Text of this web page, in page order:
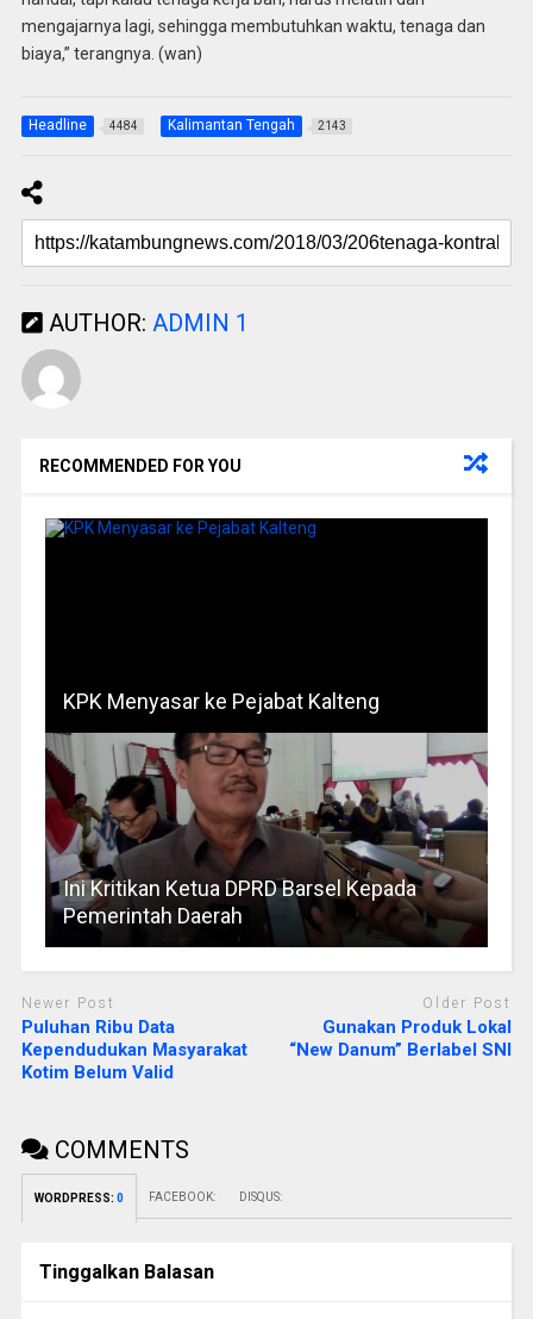
mengajarnya lagi, sehingga membutuhkan waktu, tenaga dan
biaya,” terangnya. (wan)
Headline 4484 Kalimantan Tengah 2143
AUTHOR: ADMIN 1
RECOMMENDED FOR YOU
KPK Menyasar ke Pejabat Kalteng
Ini Kritikan Ketua DPRD Barsel Kepada
Pemerintah Daerah
Newer Post
Puluhan Ribu Data
Kependudukan Masyarakat
Kotim Belum Valid
Older Post
Gunakan Produk Lokal
“New Danum” Berlabel SNI
COMMENTS
WORDPRESS: 0 FACEBOOK: DISQUS:
Tinggalkan Balasan